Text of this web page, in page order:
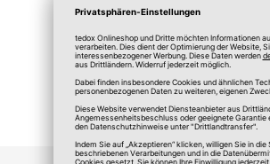
*Alle Preise in Euro, inkl.